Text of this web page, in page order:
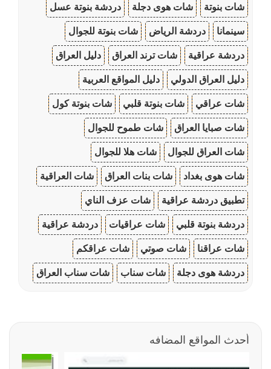
شات بنوتة شات هوى دجلة دردشة بنوتة عسل
سينمانا دردشة الرياض شات بنوتة للجوال
دردشة عراقية شات ترند العراق دليل العراق
دليل العراق الدولي دليل المواقع العربية
شات عراقي شات بنوتة قلبي شات بنوتة كول
شات صبايا العراق شات طموح للجوال
شات العراق للجوال شات هلا للجوال
شات هوى بغداد شات بنات العراق شات العراقية
تطبيق دردشة عراقية شات عزف الناي
دردشة بنوتة قلبي شات عراقيات دردشة عراقية
شات عراقنا شات صوتي شات عراقكم
دردشة هوى دجلة شات سناب شات سناب العراق
أحدث المواقع المضافه